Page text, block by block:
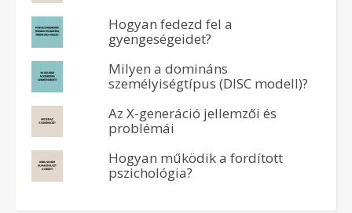
Hogyan fedezd fel a
gyengeségeidet?
Milyen a domináns
személyiségtípus (DISC modell)?
Az X-generáció jellemzői és
problémái
Hogyan működik a fordított
pszichológia?